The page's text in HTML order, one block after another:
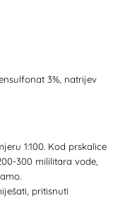
3%, natrijev
1:100. Kod prskalice
300 mililitara vode,
pritisnuti